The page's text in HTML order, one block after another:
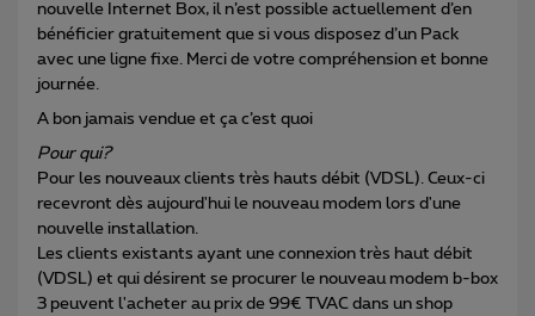
nouvelle Internet Box, il n’est possible actuellement d’en
bénéficier gratuitement que si vous disposez d’un Pack
avec une ligne fixe. Merci de votre compréhension et bonne
journée.
A bon jamais vendue et ça c’est quoi
Pour qui?
Pour les nouveaux clients très hauts débit (VDSL). Ceux-ci
recevront dès aujourd'hui le nouveau modem lors d'une
nouvelle installation.
Les clients existants ayant une connexion très haut débit
(VDSL) et qui désirent se procurer le nouveau modem b-box
3 peuvent l'acheter au prix de 99€ TVAC dans un shop